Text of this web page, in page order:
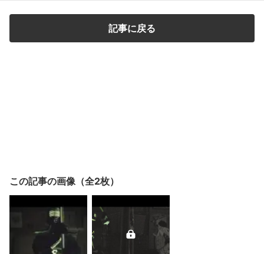
記事に戻る
この記事の画像（全2枚）